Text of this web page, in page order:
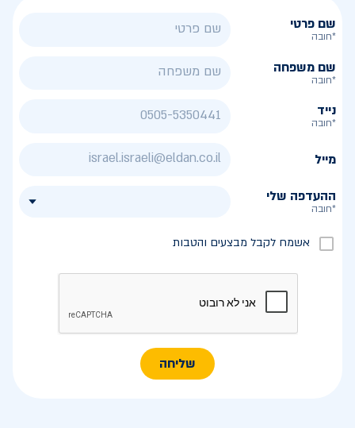
שם פרטי
*חובה
שם משפחה
*חובה
נייד
*חובה
מייל
ההעדפה שלי
*חובה
אשמח לקבל מבצעים והטבות
שליחה